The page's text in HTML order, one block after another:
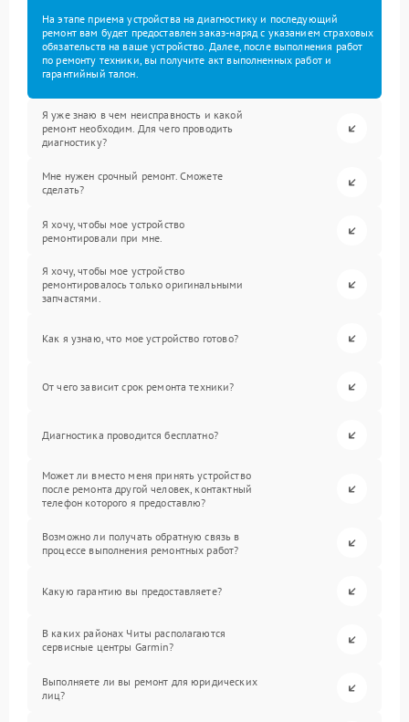
На этапе приема устройства на диагностику и последующий
ремонт вам будет предоставлен заказ-наряд с указанием страховых
обязательств на ваше устройство. Далее, после выполнения работ
по ремонту техники, вы получите акт выполненных работ и
гарантийный талон.
Я уже знаю в чем неисправность и какой
ремонт необходим. Для чего проводить
диагностику?
Мне нужен срочный ремонт. Сможете
сделать?
Я хочу, чтобы мое устройство
ремонтировали при мне.
Я хочу, чтобы мое устройство
ремонтировалось только оригинальными
запчастями.
Как я узнаю, что мое устройство готово?
От чего зависит срок ремонта техники?
Диагностика проводится бесплатно?
Может ли вместо меня принять устройство
после ремонта другой человек, контактный
телефон которого я предоставлю?
Возможно ли получать обратную связь в
процессе выполнения ремонтных работ?
Какую гарантию вы предоставляете?
В каких районах Читы располагаются
сервисные центры Garmin?
Выполняете ли вы ремонт для юридических
лиц?